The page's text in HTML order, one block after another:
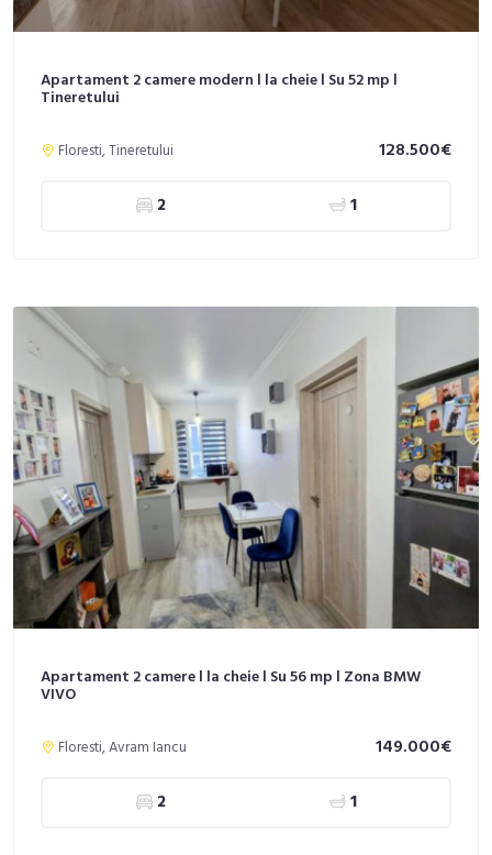
Apartament 2 camere modern l la cheie l Su 52 mp l
Tineretului
Floresti, Tineretului 128.500€
2 1
Apartament 2 camere l la cheie l Su 56 mp l Zona BMW
VIVO
Floresti, Avram Iancu 149.000€
2 1